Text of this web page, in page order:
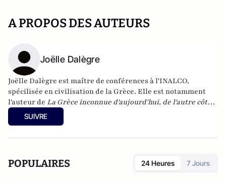
A PROPOS DES AUTEURS
Joëlle Dalègre
Joëlle Dalègre est maître de conférences à l'INALCO,
spécilisée en civilisation de la Grèce. Elle est notamment
l'auteur de La Grèce inconnue d'aujourd'hui, de l'autre côté
du miroir, l'Harmattan 2011, 252p. En collaboration avec 4
SUIVRE
POPULAIRES 24 Heures 7 Jours